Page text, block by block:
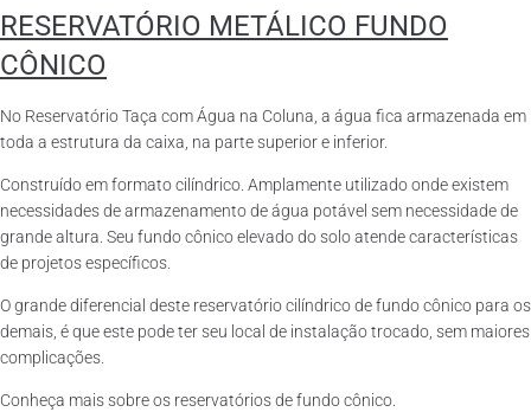
RESERVATÓRIO METÁLICO FUNDO
CÔNICO
No Reservatório Taça com Água na Coluna, a água fica armazenada em
toda a estrutura da caixa, na parte superior e inferior.
Construído em formato cilíndrico. Amplamente utilizado onde existem
necessidades de armazenamento de água potável sem necessidade de
grande altura. Seu fundo cônico elevado do solo atende características
de projetos específicos.
O grande diferencial deste reservatório cilíndrico de fundo cônico para os
demais, é que este pode ter seu local de instalação trocado, sem maiores
complicações.
Conheça mais sobre os reservatórios de fundo cônico.